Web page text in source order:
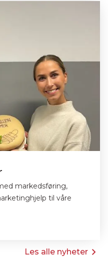
markedsføring,
til våre
Les alle nyheter